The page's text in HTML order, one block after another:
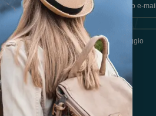
Termini E Condizioni
Diventa Un Partner
Our Team